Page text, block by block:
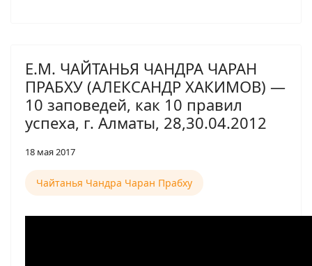
Е.М. ЧАЙТАНЬЯ ЧАНДРА ЧАРАН
ПРАБХУ (АЛЕКСАНДР ХАКИМОВ) —
10 заповедей, как 10 правил
успеха, г. Алматы, 28,30.04.2012
18 мая 2017
Чайтанья Чандра Чаран Прабху